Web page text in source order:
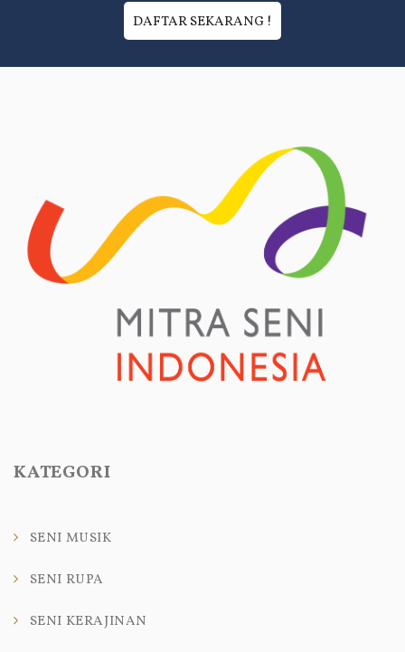
KATEGORI
SENI MUSIK
SENI RUPA
SENI KERAJINAN